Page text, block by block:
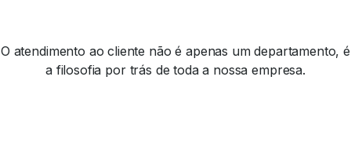
O atendimento ao cliente não é apenas um departamento, é
a filosofia por trás de toda a nossa empresa.